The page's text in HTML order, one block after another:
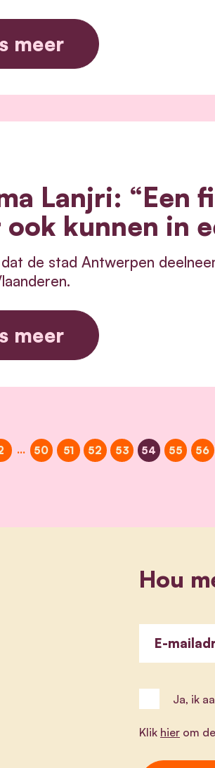
meer
Lanjri: “Een
kunnen in
de stad Antwerpen
meer
… 50 51 52 53 54 55 56
Hou
E-
Ja, ik
Klik hierom